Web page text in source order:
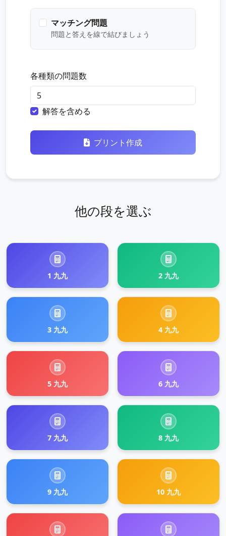
マッチング問題
問題と答えを線で結びましょう
各種類の問題数
解答を含める
プリント作成
他の段を選ぶ
1 九九 2 九九
3 九九 4 九九
5 九九 6 九九
7 九九 8 九九
9 九九 10 九九